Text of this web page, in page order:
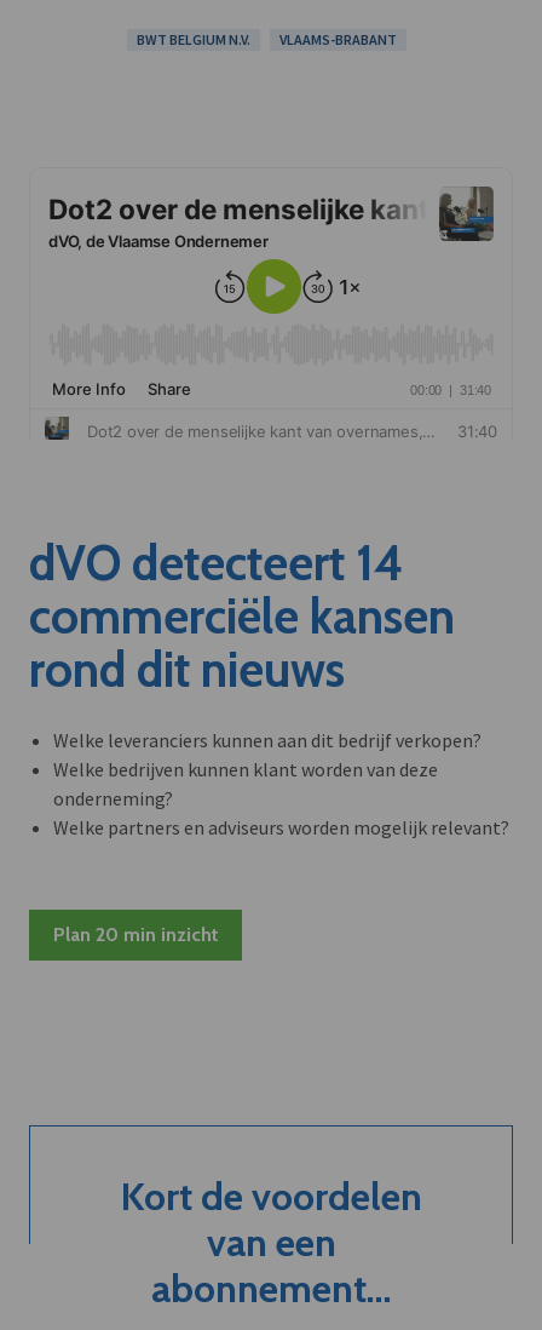
BWT BELGIUM N.V. VLAAMS-BRABANT
dVO detecteert 14
commerciële kansen
rond dit nieuws
Welke leveranciers kunnen aan dit bedrijf verkopen?
Welke bedrijven kunnen klant worden van deze
onderneming?
Welke partners en adviseurs worden mogelijk relevant?
Plan 20 min inzicht
Kort de voordelen
van een
abonnement...